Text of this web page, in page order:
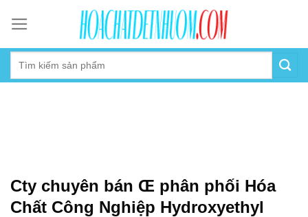
content
Cty chuyên bán Œ phân phối Hóa
Chất Công Nghiệp Hydroxyethyl